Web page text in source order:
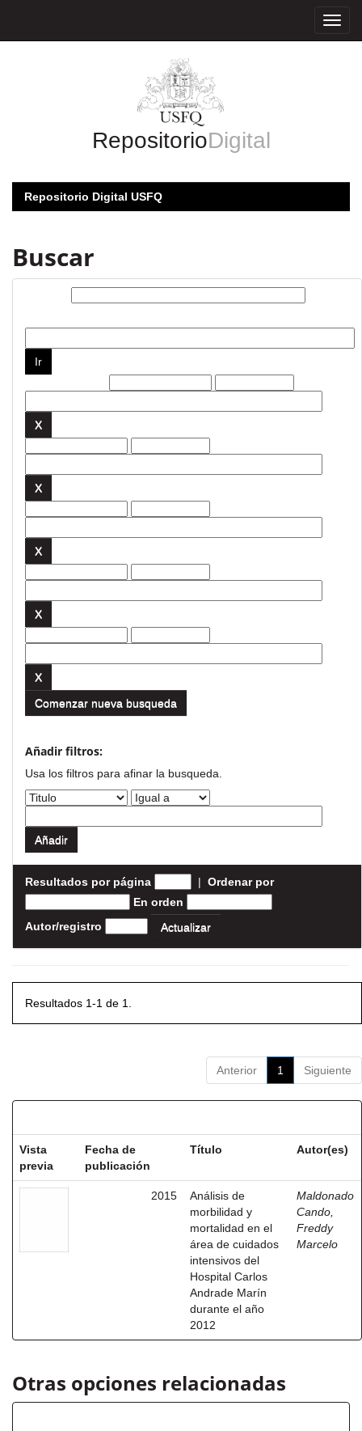
RepositorioDigital
Repositorio Digital USFQ
Buscar
Comenzar nueva busqueda
Añadir filtros:
Usa los filtros para afinar la busqueda.
Resultados por página | Ordenar por
En orden
Autor/registro
Resultados 1-1 de 1.
Anterior 1 Siguiente
Vista
previa
Fecha de
publicación
Título Autor(es)
2015
Análisis de
morbilidad y
mortalidad en el
área de cuidados
intensivos del
Hospital Carlos
Andrade Marín
durante el año
2012
Maldonado
Cando,
Freddy
Marcelo
Otras opciones relacionadas